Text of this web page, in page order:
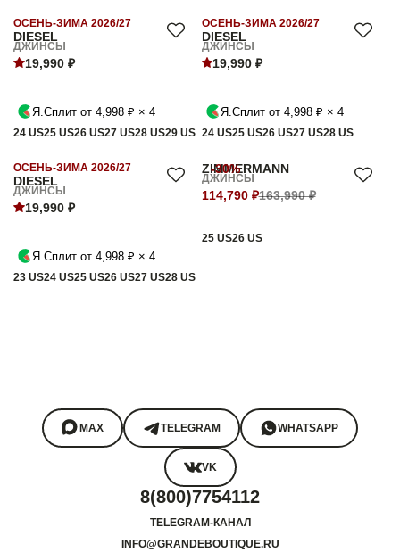
DIESEL
ОСЕНЬ-ЗИМА 2026/27
ДЖИНСЫ
19,990 ₽
Я.Сплит от 4,998 ₽ × 4
24 US25 US26 US27 US28 US29 US
DIESEL
ОСЕНЬ-ЗИМА 2026/27
ДЖИНСЫ
19,990 ₽
Я.Сплит от 4,998 ₽ × 4
24 US25 US26 US27 US28 US
DIESEL
ОСЕНЬ-ЗИМА 2026/27
ДЖИНСЫ
19,990 ₽
Я.Сплит от 4,998 ₽ × 4
23 US24 US25 US26 US27 US28 US
-30%
ZIMMERMANN
ДЖИНСЫ
114,790 ₽163,990 ₽
25 US26 US
MAX TELEGRAM WHATSAPP
VK
8(800)7754112
TELEGRAM-КАНАЛ
INFO@GRANDEBOUTIQUE.RU